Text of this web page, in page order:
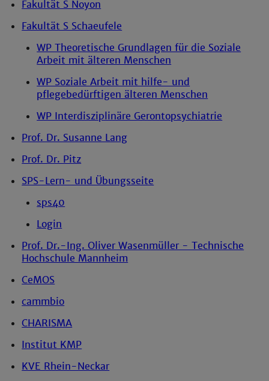
Fakultät S Noyon
Fakultät S Schaeufele
WP Theoretische Grundlagen für die Soziale
Arbeit mit älteren Menschen
WP Soziale Arbeit mit hilfe- und
pflegebedürftigen älteren Menschen
WP Interdisziplinäre Gerontopsychiatrie
Prof. Dr. Susanne Lang
Prof. Dr. Pitz
SPS-Lern- und Übungsseite
sps40
Login
Prof. Dr.-Ing. Oliver Wasenmüller - Technische
Hochschule Mannheim
CeMOS
cammbio
CHARISMA
Institut KMP
KVE Rhein-Neckar